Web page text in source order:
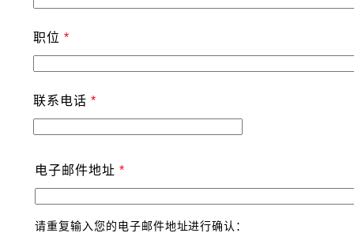
职位
联系电话
电子邮件地址
请重复输入您的电子邮件地址进行确认：